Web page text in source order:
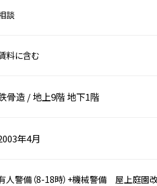
談
料に含む
骨造/地上9階地下1階
年4月
人警備（8-18時）+機械警備 屋上庭園